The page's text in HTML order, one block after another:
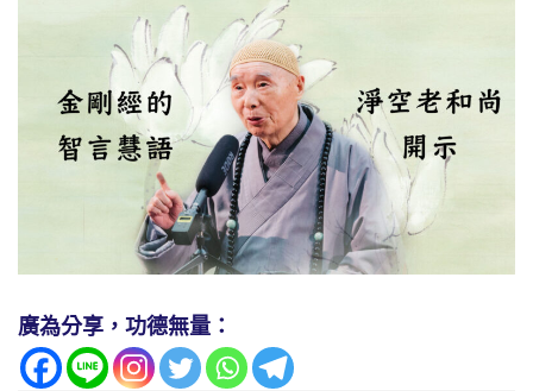
廣為分享，功德無量：